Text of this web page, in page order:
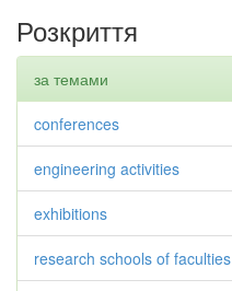
Розкриття
за темами
conferences
engineering activities
exhibitions
research schools of faculties